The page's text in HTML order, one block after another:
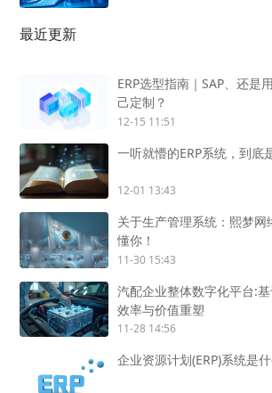
最近更新
ERP选型指南｜SAP、还是
己定制？
12-15 11:51
一听就懵的ERP系统，到底
12-01 13:43
关于生产管理系统：熙梦网
懂你！
11-30 15:43
汽配企业整体数字化平台:
效率与价值重塑
11-28 14:56
企业资源计划(ERP)系统是